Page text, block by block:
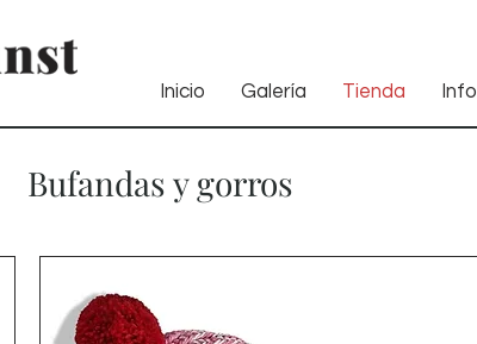
Inicio Galería Tienda Info
Bufandas y gorros